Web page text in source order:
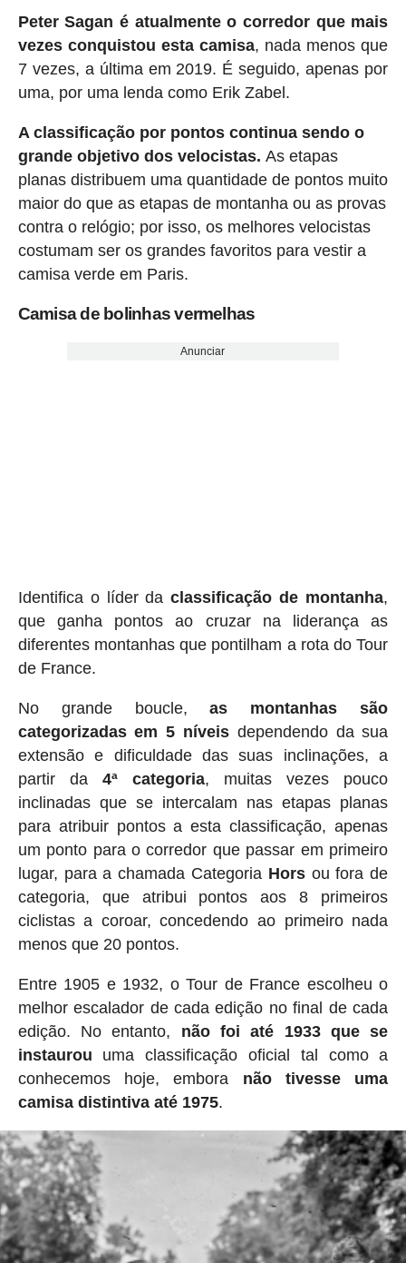
Peter Sagan é atualmente o corredor que mais
vezes conquistou esta camisa, nada menos que
7 vezes, a última em 2019. É seguido, apenas por
uma, por uma lenda como Erik Zabel.
A classificação por pontos continua sendo o
grande objetivo dos velocistas. As etapas
planas distribuem uma quantidade de pontos muito
maior do que as etapas de montanha ou as provas
contra o relógio; por isso, os melhores velocistas
costumam ser os grandes favoritos para vestir a
camisa verde em Paris.
Camisa de bolinhas vermelhas
Anunciar
Identifica o líder daclassificação de montanha,
que ganha pontos ao cruzar na liderança as
diferentes montanhas que pontilham a rota do Tour
de France.
No grande boucle,as montanhas são
categorizadas em 5 níveisdependendo da sua
extensão e dificuldade das suas inclinações, a
partir da 4ª categoria, muitas vezes pouco
inclinadas que se intercalam nas etapas planas
para atribuir pontos a esta classificação, apenas
um ponto para o corredor que passar em primeiro
lugar, para a chamada Categoria Horsou fora de
categoria, que atribui pontos aos 8 primeiros
ciclistas a coroar, concedendo ao primeiro nada
menos que 20 pontos.
Entre 1905 e 1932, o Tour de France escolheu o
melhor escalador de cada edição no final de cada
edição. No entanto, não foi até 1933 que se
instaurou uma classificação oficial tal como a
conhecemos hoje, embora não tivesse uma
camisa distintiva até 1975.